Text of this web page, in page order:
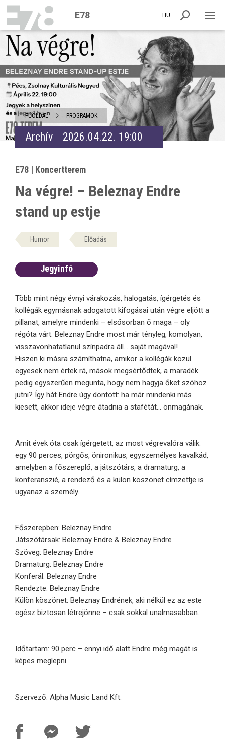
E78 HU
FŐOLDAL PROGRAMOK
Archív 2026.04.22. 19:00
E78 | Koncertterem
Na végre! – Beleznay Endre
stand up estje
Humor Előadás
Jegyinfó
Több mint négy évnyi várakozás, halogatás, ígérgetés és
kollégák egymásnak adogatott kifogásai után végre eljött a
pillanat, amelyre mindenki – elsősorban ő maga – oly
régóta várt. Beleznay Endre most már tényleg, komolyan,
visszavonhatatlanul színpadra áll… saját magával!
Hiszen ki másra számíthatna, amikor a kollégák közül
egyesek nem értek rá, mások megsértődtek, a maradék
pedig egyszerűen megunta, hogy nem hagyja őket szóhoz
jutni? Így hát Endre úgy döntött: ha már mindenki más
kiesett, akkor ideje végre átadnia a stafétát… önmagának.
Amit évek óta csak ígérgetett, az most végrevalóra válik:
egy 90 perces, pörgős, önironikus, egyszemélyes kavalkád,
amelyben a főszereplő, a játszótárs, a dramaturg, a
konferanszié, a rendező és a külön köszönet címzettje is
ugyanaz a személy.
Főszerepben: Beleznay Endre
Játszótársak: Beleznay Endre & Beleznay Endre
Szöveg: Beleznay Endre
Dramaturg: Beleznay Endre
Konferál: Beleznay Endre
Rendezte: Beleznay Endre
Külön köszönet: Beleznay Endrének, aki nélkül ez az este
egész biztosan létrejönne – csak sokkal unalmasabban.
Időtartam: 90 perc – ennyi idő alatt Endre még magát is
képes meglepni.
Szervező: Alpha Music Land Kft.